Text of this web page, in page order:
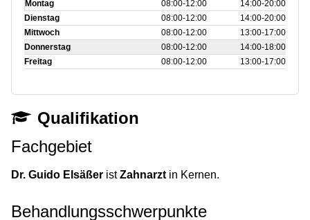
Montag 08:00‑12:00
14:00‑20:00
Dienstag
08:00‑12:00
14:00‑20:00
Mittwoch
08:00‑12:00
13:00‑17:00
Donnerstag
08:00‑12:00
14:00‑18:00
Freitag
08:00‑12:00 13:00‑17:00
Qualifikation
Fachgebiet
Dr. Guido Elsäßer istZahnarzt in Kernen.
Behandlungsschwerpunkte